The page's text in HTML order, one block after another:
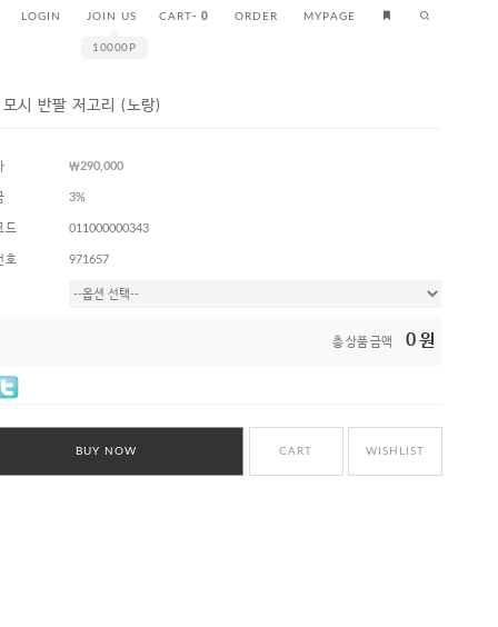
LOGIN JOIN US
10000P
CART- 0 ORDER MYPAGE
모시 반팔 저고리 (노랑)
￦290,000
3%
드 011000000343
호 971657
총 상품 금액 0원
BUY NOW CART WISHLIST